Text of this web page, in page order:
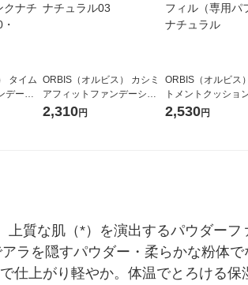
タイム
ーシ
フィル
SPF3
ORBIS（オルビス） カシミ
アフィットファンデーショ
ン N リフィル ナチュラル03
2,310円
ORBIS（オルビス
トメントクッショ
デーションN リフ
用パフ付） ナチュ
2,530円
質な肌（*）を演出するパウダー
ラを隠すパウダー・柔らかな粉体
仕上がり軽やか。体温でとろける